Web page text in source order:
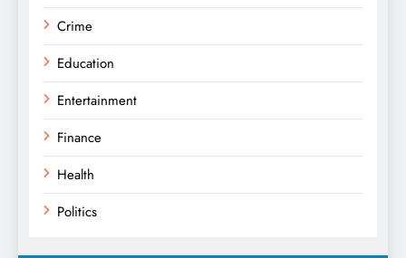
Crime
Education
Entertainment
Finance
Health
Politics